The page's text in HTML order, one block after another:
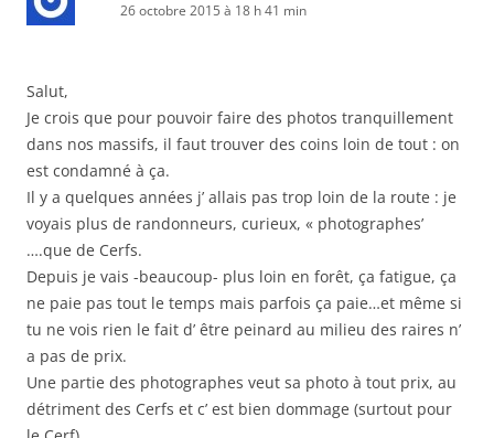
26 octobre 2015 à 18 h 41 min
Salut,
Je crois que pour pouvoir faire des photos tranquillement
dans nos massifs, il faut trouver des coins loin de tout : on
est condamné à ça.
Il y a quelques années j’ allais pas trop loin de la route : je
voyais plus de randonneurs, curieux, « photographes’
….que de Cerfs.
Depuis je vais -beaucoup- plus loin en forêt, ça fatigue, ça
ne paie pas tout le temps mais parfois ça paie…et même si
tu ne vois rien le fait d’ être peinard au milieu des raires n’
a pas de prix.
Une partie des photographes veut sa photo à tout prix, au
détriment des Cerfs et c’ est bien dommage (surtout pour